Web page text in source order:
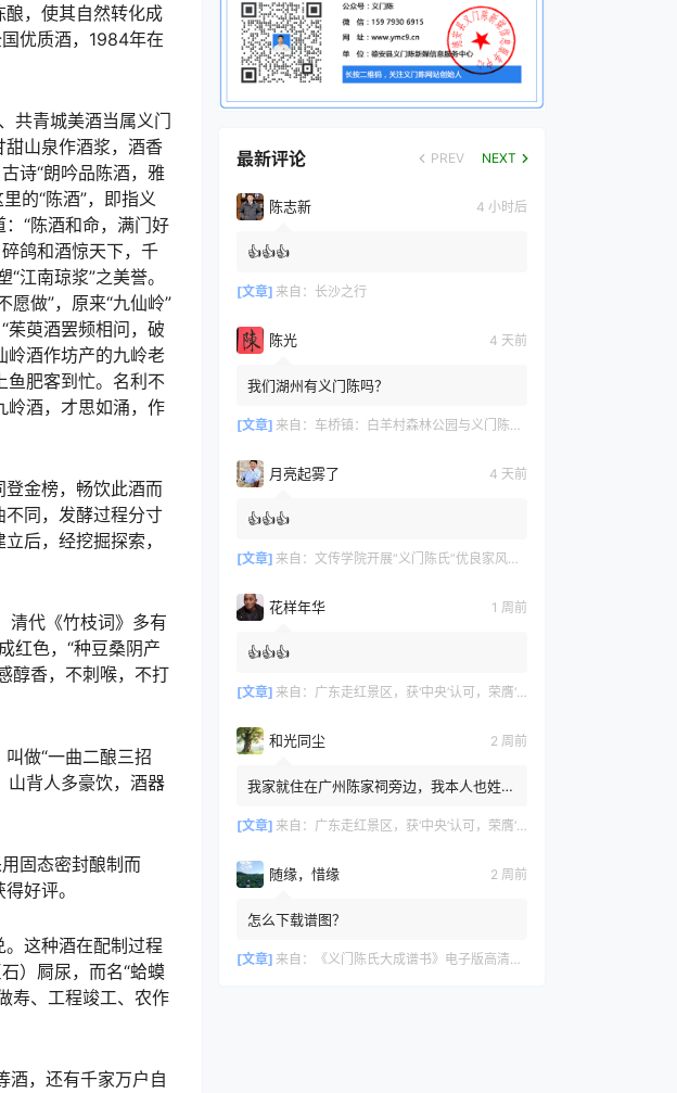
，使其自然转化成
优质酒，1984年在
共青城美酒当属义门
山泉作酒浆，酒香
诗“朗吟品陈酒，雅
的“陈酒”，即指义
“陈酒和命，满门好
鸽和酒惊天下，千
江南琼浆”之美誉。
做”，原来“九仙岭”
茱萸酒罢频相问，破
岭酒作坊产的九岭老
鱼肥客到忙。名利不
岭酒，才思如涌，作
金榜，畅饮此酒而
同，发酵过程分寸
后，经挖掘探索，
清代《竹枝词》多有
红色，“种豆桑阴产
醇香，不刺喉，不打
做“一曲二酿三招
山背人多豪饮，酒器
固态密封酿制而
好评。
这种酒在配制过程
）屙尿，而名“蛤蟆
寿、工程竣工、农作
酒，还有千家万户自
最新评论 PREV NEXT
陈志新 4 小时后
👍👍👍
[文章] 来自： 长沙之行
陈光 4 天前
我们湖州有义门陈吗？
[文章] 来自： 车桥镇：白羊村森林公园与义门陈文化产业园共绘文旅新篇章
月亮起雾了 4 天前
👍👍👍
[文章] 来自： 文传学院开展“义门陈氏”优良家风研学活动
花样年华 1 周前
👍👍👍
[文章] 来自： 广东走红景区，获‘中央’认可，荣膺‘广州文化名片
和光同尘 2 周前
我家就住在广州陈家祠旁边，我本人也姓
道自己是否也来自义门陈氏。
[文章] 来自： 广东走红景区，获‘中央’认可，荣膺‘广州文化名片
随缘，惜缘 2 周前
怎么下载谱图？
[文章] 来自： 《义门陈氏大成谱书》电子版高清全册｜家谱PDF下载+免费在线阅读｜官方正版无水印